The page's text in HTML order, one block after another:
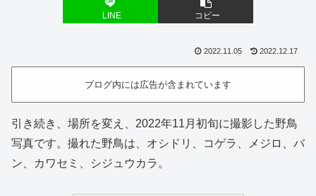
LINE コピー
2022.11.05 2022.12.17
ブログ内には広告が含まれています
引き続き、場所を変え、2022年11月初旬に撮影した野鳥
写真です。撮れた野鳥は、オシドリ、コゲラ、メジロ、バ
ン、カワセミ、シジュウカラ。